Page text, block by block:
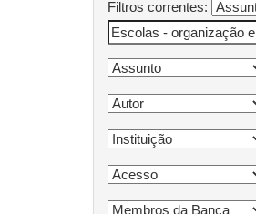
Filtros correntes: